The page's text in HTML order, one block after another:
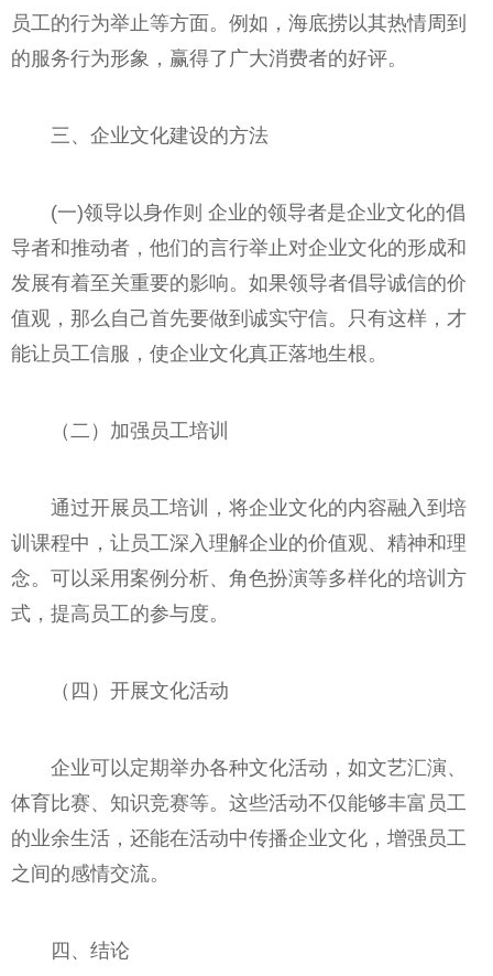
员工的行为举止等方面。例如，海底捞以其热情周到
的服务行为形象，赢得了广大消费者的好评。
三、企业文化建设的方法
(一)领导以身作则 企业的领导者是企业文化的倡
导者和推动者，他们的言行举止对企业文化的形成和
发展有着至关重要的影响。如果领导者倡导诚信的价
值观，那么自己首先要做到诚实守信。只有这样，才
能让员工信服，使企业文化真正落地生根。
（二）加强员工培训
通过开展员工培训，将企业文化的内容融入到培
训课程中，让员工深入理解企业的价值观、精神和理
念。可以采用案例分析、角色扮演等多样化的培训方
式，提高员工的参与度。
（四）开展文化活动
企业可以定期举办各种文化活动，如文艺汇演、
体育比赛、知识竞赛等。这些活动不仅能够丰富员工
的业余生活，还能在活动中传播企业文化，增强员工
之间的感情交流。
四、结论